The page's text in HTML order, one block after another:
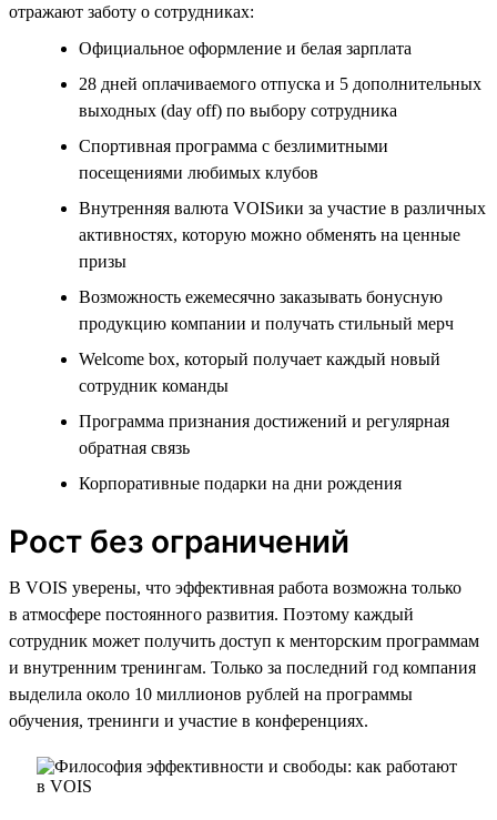
отражают заботу о сотрудниках:
Официальное оформление и белая зарплата
28 дней оплачиваемого отпуска и 5 дополнительных
выходных (day off) по выбору сотрудника
Спортивная программа с безлимитными
посещениями любимых клубов
Внутренняя валюта VOISики за участие в различных
активностях, которую можно обменять на ценные
призы
Возможность ежемесячно заказывать бонусную
продукцию компании и получать стильный мерч
Welcome box, который получает каждый новый
сотрудник команды
Программа признания достижений и регулярная
обратная связь
Корпоративные подарки на дни рождения
Рост без ограничений
В VOIS уверены, что эффективная работа возможна только
в атмосфере постоянного развития. Поэтому каждый
сотрудник может получить доступ к менторским программам
и внутренним тренингам. Только за последний год компания
выделила около 10 миллионов рублей на программы
обучения, тренинги и участие в конференциях.